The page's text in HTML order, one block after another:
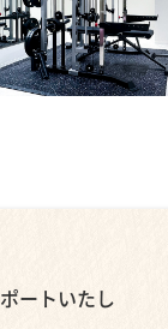
ートいたし